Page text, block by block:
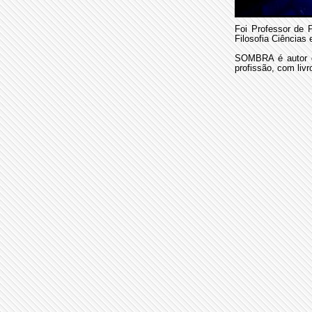
Foi Professor de
Filosofia Ciências
SOMBRA é
profissão, com